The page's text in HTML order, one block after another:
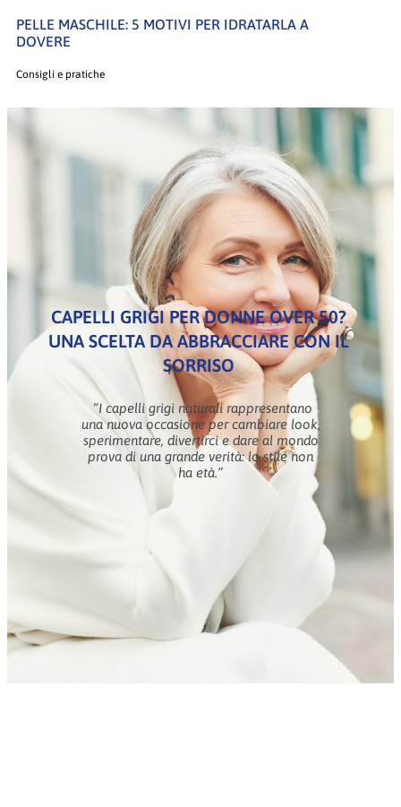
PELLE MASCHILE: 5 MOTIVI PER IDRATARLA A
DOVERE
Consigli e pratiche
CAPELLI GRIGI PER DONNE OVER 50?
UNA SCELTA DA ABBRACCIARE CON IL
SORRISO
“I capelli grigi naturali rappresentano
una nuova occasione per cambiare look,
sperimentare, divertirci e dare al mondo
prova di una grande verità: lo stile non
ha età.”